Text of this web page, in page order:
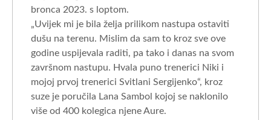
bronca 2023. s loptom.
„Uvijek mi je bila želja prilikom nastupa ostaviti
dušu na terenu. Mislim da sam to kroz sve ove
godine uspijevala raditi, pa tako i danas na svom
završnom nastupu. Hvala puno trenerici Niki i
mojoj prvoj trenerici Svitlani Sergijenko“, kroz
suze je poručila Lana Sambol kojoj se naklonilo
više od 400 kolegica njene Aure.